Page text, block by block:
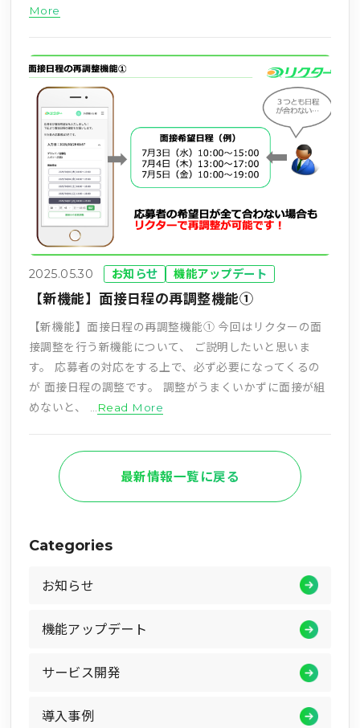
More
2025.05.30 お知らせ 機能アップデート
【新機能】面接日程の再調整機能①
【新機能】面接日程の再調整機能① 今回はリクターの面
接調整を行う新機能について、 ご説明したいと思いま
す。 応募者の対応をする上で、必ず必要になってくるの
が 面接日程の調整です。 調整がうまくいかずに面接が組
めないと、 …
Read More
最新情報一覧に戻る
Categories
お知らせ
機能アップデート
サービス開発
導入事例